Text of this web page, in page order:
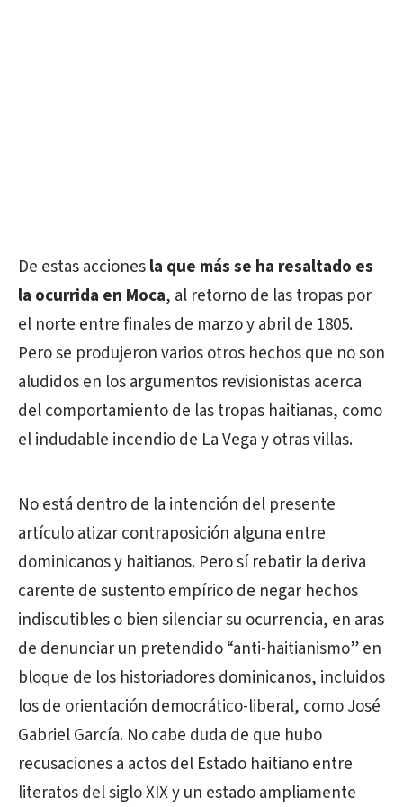
De estas accionesla que más se ha resaltado es
la ocurrida en Moca, al retorno de las tropas por
el norte entre finales de marzo y abril de 1805.
Pero se produjeron varios otros hechos que no son
aludidos en los argumentos revisionistas acerca
del comportamiento de las tropas haitianas, como
el indudable incendio de La Vega y otras villas.
No está dentro de la intención del presente
artículo atizar contraposición alguna entre
dominicanos y haitianos. Pero sí rebatir la deriva
carente de sustento empírico de negar hechos
indiscutibles o bien silenciar su ocurrencia, en aras
de denunciar un pretendido “anti-haitianismo” en
bloque de los historiadores dominicanos, incluidos
los de orientación democrático-liberal, como José
Gabriel García. No cabe duda de que hubo
recusaciones a actos del Estado haitiano entre
literatos del siglo XIX y un estado ampliamente